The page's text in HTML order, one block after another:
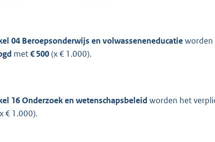
b
04 Beroepsonderwijs en volwasseneneducatieworden
met€ 500(x € 1.000).
16 Onderzoek en wetenschapsbeleid worden het
€ 1.000).